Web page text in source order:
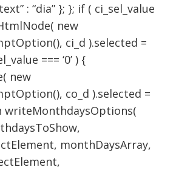
: “dia” }; }; if ( ci_sel_value
new
ci_d ).selected =
=== ‘0’ ) {
new
co_d ).selected =
writeMonthdaysOptions(
monthDaysArray,